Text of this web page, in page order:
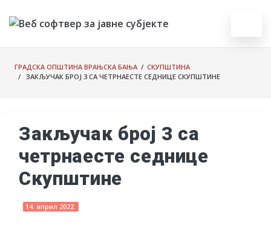
ГРАДСКА ОПШТИНА ВРАЊСКА БАЊА / СКУПШТИНА
/ ЗАКЉУЧАК БРОЈ 3 СА ЧЕТРНАЕСТЕ СЕДНИЦЕ СКУПШТИНЕ
Закључак број 3 са
четрнаесте седнице
Скупштине
14. април 2022.